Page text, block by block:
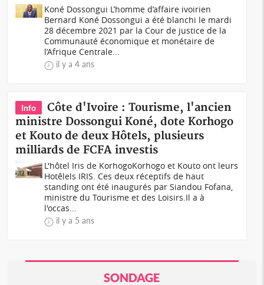
Koné Dossongui L’homme d’affaire ivoirien
Bernard Koné Dossongui a été blanchi le mardi
28 décembre 2021 par la Cour de justice de la
Communauté économique et monétaire de
l’Afrique Centrale...
il y a 4 ans
Info
Côte d'Ivoire : Tourisme, l'ancien
ministre Dossongui Koné, dote Korhogo
et Kouto de deux Hôtels, plusieurs
milliards de FCFA investis
L'hôtel Iris de Korhogo Korhogo et Kouto ont leurs
Hotêlels IRIS. Ces deux réceptifs de haut
standing ont été inaugurés par Siandou Fofana,
ministre du Tourisme et des Loisirs.Il a à
l'occas...
il y a 5 ans
SONDAGE